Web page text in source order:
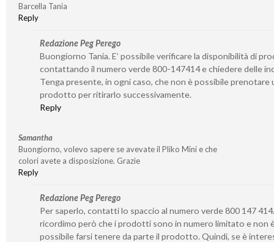
Barcella Tania
Reply
Redazione Peg Perego
Buongiorno Tania. E’ possibile verificare la disponibilità di
contattando il numero verde 800-147414 e chiedere delle
Tenga presente, in ogni caso, che non è possibile prenotare
prodotto per ritirarlo successivamente.
Reply
Samantha
Buongiorno, volevo sapere se avevate il Pliko Mini e che
colori avete a disposizione. Grazie
Reply
Redazione Peg Perego
Per saperlo, contatti lo spaccio al numero verde 800 147
ricordimo però che i prodotti sono in numero limitato e non
possibile farsi tenere da parte il prodotto. Quindi, se è